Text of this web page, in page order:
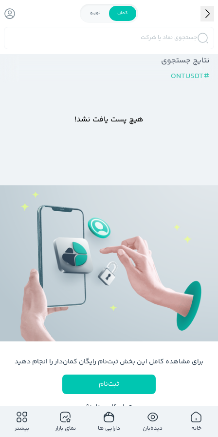
کمان توربو
جستجوی نماد یا شرکت
نتایج جستجوی
#
ONTUSDT
هیچ پست یافت نشد!
برای مشاهده کامل این بخش ثبت‌نام رایگان کمان‌دار را انجام دهید
ثبت‌نام
حساب کاربری دارید؟
ورود به حساب کاربری
خانه دیده‌بان دارایی ها نمای بازار بیشتر